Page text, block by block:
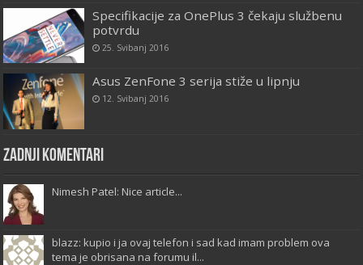
Specifikacije za OnePlus 3 čekaju službenu
potvrdu
25. Svibanj 2016
Asus ZenFone 3 serija stiže u lipnju
12. Svibanj 2016
Zadnji komentari
Nimesh Patel: Nice article...
blazz: kupio i ja ovaj telefon i sad kad imam problem ova
tema je obrisana na forumu il...